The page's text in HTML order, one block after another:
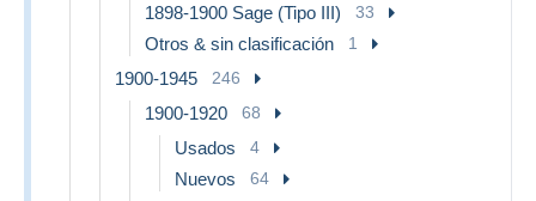
1898-1900 Sage (Tipo III) 33
Otros & sin clasificación 1
1900-1945 246
1900-1920 68
Usados 4
Nuevos 64